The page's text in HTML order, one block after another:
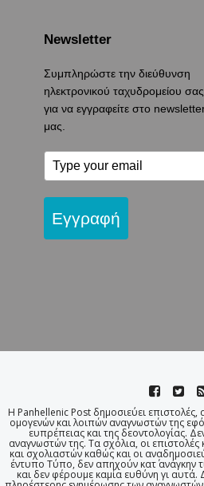
Newsletter
Συμπληρώστε την διεύθυνση
ηλεκτρονικού ταχυδρομείου σας
για να εγγραφείτε στο
μας.
Εγγραφή
Η Panhellenic Post δημοσιεύει επιστολές,
ομογενών και λοιπών αναγνωστών της
ευπρέπειας και της δεοντολογίας.
αναγνωστών της. Τα σχόλια, οι
και σχολιαστών καθώς και οι
έντυπο Τύπο, δεν απηχούν κατ΄ ανάγκην
και δεν φέρουμε καμία ευθύνη γι